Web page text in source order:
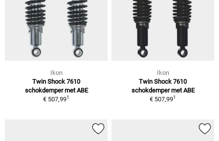
Ikon
Twin Shock 7610
schokdemper met ABE
€ 507,991
Ikon
Twin Shock 7610
schokdemper met ABE
€ 507,991